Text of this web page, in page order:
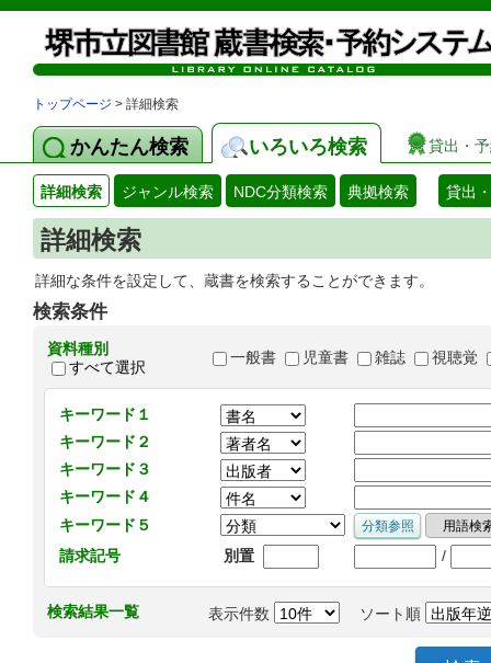
トップページ > 詳細検索
かんたん検索 いろいろ検索 貸出・
詳細検索 ジャンル検索 NDC分類検索 典拠検索 貸出
詳細検索
詳細な条件を設定して、蔵書を検索することができます。
検索条件
資料種別
すべて選択
一般書 児童書 雑誌 視聴覚
キーワード１
キーワード２
キーワード３
キーワード４
キーワード５
請求記号
別置 /
検索結果一覧 表示件数 ソート順